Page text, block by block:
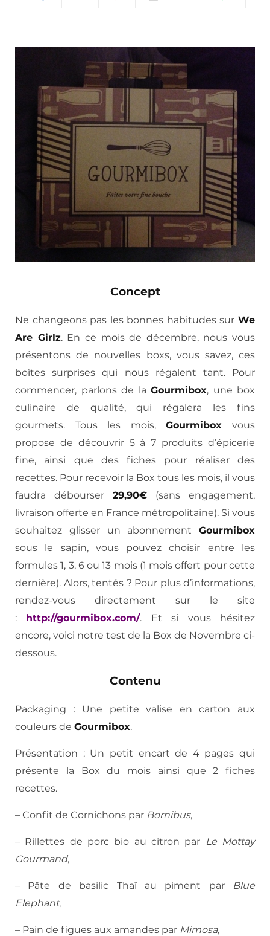
Concept
Ne changeons pas les bonnes habitudes sur We
Are Girlz. En ce mois de décembre, nous vous
présentons de nouvelles boxs, vous savez, ces
boîtes surprises qui nous régalent tant. Pour
commencer, parlons de la Gourmibox, une box
culinaire de qualité, qui régalera les fins
gourmets. Tous les mois,Gourmibox vous
propose de découvrir 5 à 7 produits d’épicerie
fine, ainsi que des fiches pour réaliser des
recettes. Pour recevoir la Box tous les mois, il vous
faudra débourser 29,90€ (sans engagement,
livraison offerte en France métropolitaine). Si vous
souhaitez glisser un abonnement Gourmibox
sous le sapin, vous pouvez choisir entre les
formules 1, 3, 6 ou 13 mois (1 mois offert pour cette
dernière). Alors, tentés ? Pour plus d’informations,
rendez-vous directement sur le site
: http://gourmibox.com/. Et si vous hésitez
encore, voici notre test de la Box de Novembre ci-
dessous.
Contenu
Packaging : Une petite valise en carton aux
couleurs de Gourmibox.
Présentation : Un petit encart de 4 pages qui
présente la Box du mois ainsi que 2 fiches
recettes.
– Confit de Cornichons par Bornibus,
– Rillettes de porc bio au citron par Le Mottay
Gourmand,
– Pâte de basilic Thaï au piment par
Blue
Elephant,
– Pain de figues aux amandes par Mimosa,